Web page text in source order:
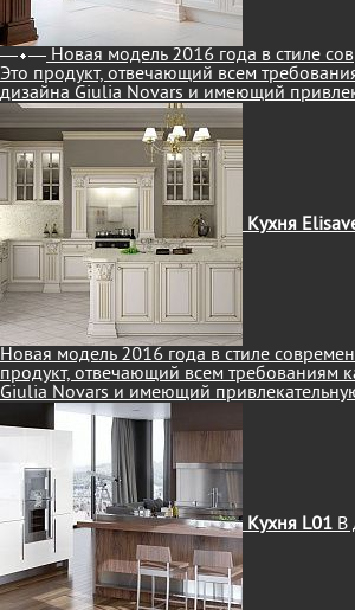
Новая модель 2016 года в стиле
Это продукт, отвечающий всем
дизайна Giulia Novars и имеющий
Кухня
Новая модель 2016 года в стиле
продукт, отвечающий всем требованиям
Giulia Novars и имеющий
Кухня L01 В